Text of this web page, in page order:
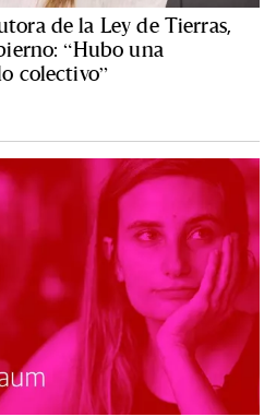
de la Ley de Tierras,
“Hubo una
colectivo”